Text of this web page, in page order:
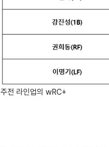
주전 라인업의 wRC+